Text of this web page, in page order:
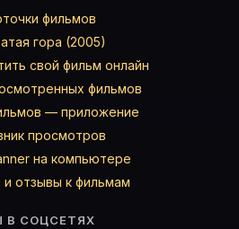
фильмов
гора (2005)
свой фильм онлайн
фильмов
— приложение
просмотров
на компьютере
отзывы к фильмам
В СОЦСЕТЯХ